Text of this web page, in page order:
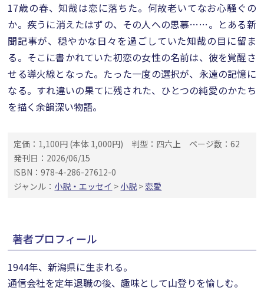
17歳の春、知哉は恋に落ちた。何故老いてなお心騒ぐの
か。疾うに消えたはずの、その人への思慕……。とある新
聞記事が、穏やかな日々を過ごしていた知哉の目に留ま
る。そこに書かれていた初恋の女性の名前は、彼を覚醒さ
せる導火線となった。たった一度の選択が、永遠の記憶に
なる。すれ違いの果てに残された、ひとつの純愛のかたち
を描く余韻深い物語。
定価：1,100円 (本体 1,000円) 判型：四六上
ページ数：62
発刊日：2026/06/15
ISBN：978-4-286-27612-0
ジャンル： 小説・エッセイ > 小説 > 恋愛
著者プロフィール
1944年、新潟県に生まれる。
通信会社を定年退職の後、趣味として山登りを愉しむ。